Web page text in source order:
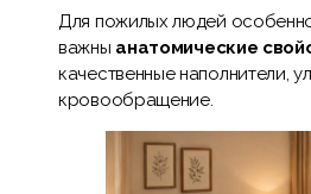
Для пожилых людей
важны анатомические
качественные наполнители,
кровообращение.